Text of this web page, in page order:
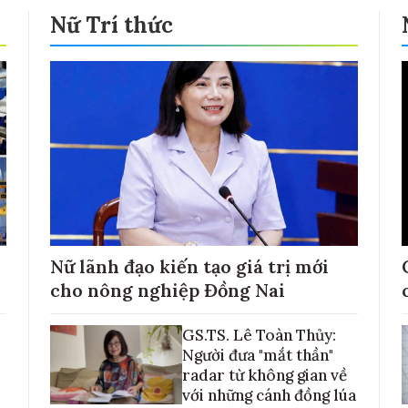
Nữ Trí thức
Nữ lãnh đạo kiến tạo giá trị mới
cho nông nghiệp Đồng Nai
GS.TS. Lê Toàn Thủy:
Người đưa "mắt thần"
radar từ không gian về
với những cánh đồng lúa